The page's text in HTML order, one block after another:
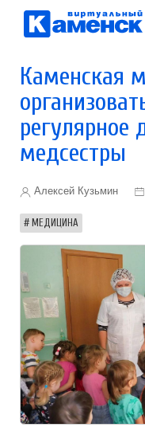
Каменская
регулярное
медсестры
Алексей Кузьмин
МЕДИЦИНА